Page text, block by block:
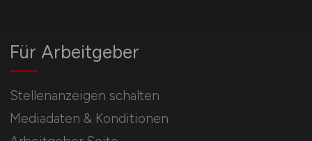
Für Arbeitgeber
Stellenanzeigen schalten
Mediadaten & Konditionen